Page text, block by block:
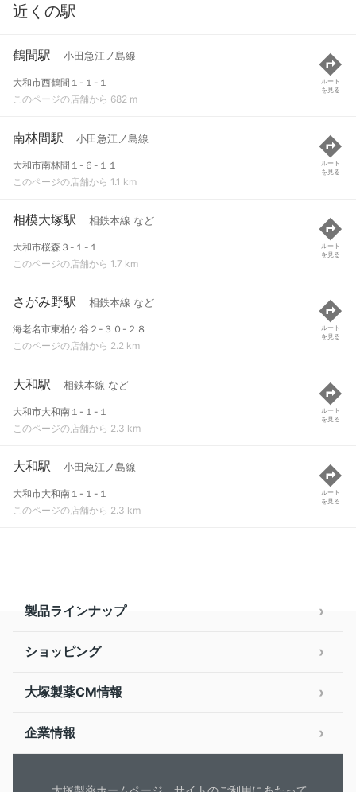
近くの駅
鶴間駅 小田急江ノ島線
大和市西鶴間１-１-１
このページの店舗から 682 m
ルート
を見る
南林間駅 小田急江ノ島線
大和市南林間１-６-１１
このページの店舗から 1.1 km
ルート
を見る
相模大塚駅 相鉄本線 など
大和市桜森３-１-１
このページの店舗から 1.7 km
ルート
を見る
さがみ野駅 相鉄本線 など
海老名市東柏ケ谷２-３０-２８
このページの店舗から 2.2 km
ルート
を見る
大和駅 相鉄本線 など
大和市大和南１-１-１
このページの店舗から 2.3 km
ルート
を見る
大和駅 小田急江ノ島線
大和市大和南１-１-１
このページの店舗から 2.3 km
ルート
を見る
製品ラインナップ
ショッピング
大塚製薬CM情報
企業情報